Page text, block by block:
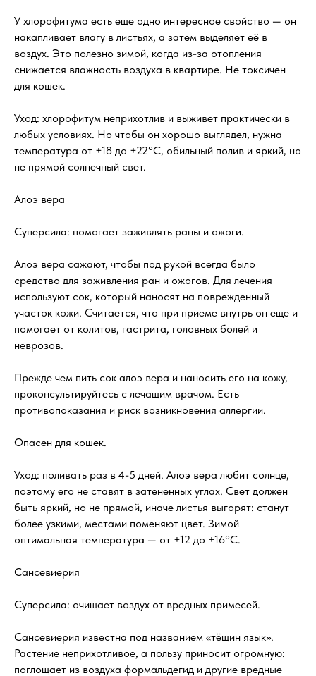
У хлорофитума есть еще одно интересное свойство — он
накапливает влагу в листьях, а затем выделяет её в
воздух. Это полезно зимой, когда из-за отопления
снижается влажность воздуха в квартире. Не токсичен
для кошек.
Уход: хлорофитум неприхотлив и выживет практически в
любых условиях. Но чтобы он хорошо выглядел, нужна
температура от +18 до +22°C, обильный полив и яркий, но
не прямой солнечный свет.
Алоэ вера
Суперсила: помогает заживлять раны и ожоги.
Алоэ вера сажают, чтобы под рукой всегда было
средство для заживления ран и ожогов. Для лечения
используют сок, который наносят на поврежденный
участок кожи. Считается, что при приеме внутрь он еще и
помогает от колитов, гастрита, головных болей и
неврозов.
Прежде чем пить сок алоэ вера и наносить его на кожу,
проконсультируйтесь с лечащим врачом. Есть
противопоказания и риск возникновения аллергии.
Опасен для кошек.
Уход: поливать раз в 4-5 дней. Алоэ вера любит солнце,
поэтому его не ставят в затененных углах. Свет должен
быть яркий, но не прямой, иначе листья выгорят: станут
более узкими, местами поменяют цвет. Зимой
оптимальная температура — от +12 до +16°C.
Сансевиерия
Суперсила: очищает воздух от вредных примесей.
Сансевиерия известна под названием «тёщин язык».
Растение неприхотливое, а пользу приносит огромную:
поглощает из воздуха формальдегид и другие вредные